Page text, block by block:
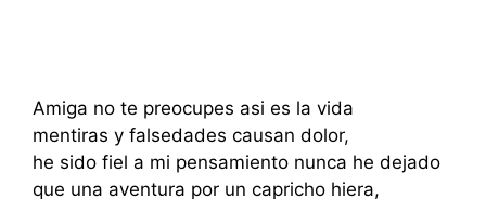
Amiga no te preocupes asi es la vida
mentiras y falsedades causan dolor,
he sido fiel a mi pensamiento nunca he dejado
que una aventura por un capricho hiera,